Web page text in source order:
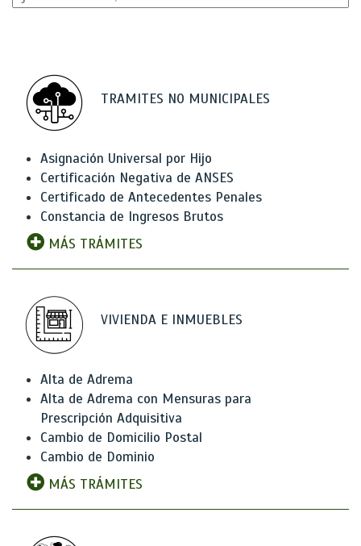
TRAMITES NO MUNICIPALES
Asignación Universal por Hijo
Certificación Negativa de ANSES
Certificado de Antecedentes Penales
Constancia de Ingresos Brutos
MÁS TRÁMITES
VIVIENDA E INMUEBLES
Alta de Adrema
Alta de Adrema con Mensuras para
Prescripción Adquisitiva
Cambio de Domicilio Postal
Cambio de Dominio
MÁS TRÁMITES